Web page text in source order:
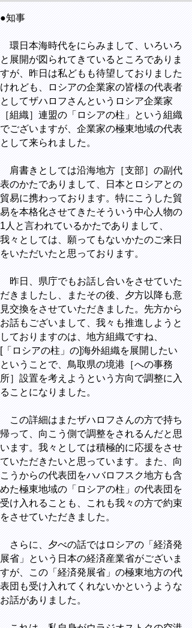
●知事
環日本海時代をにらみまして、いろいろ
と展開が図られてきているところでありま
すが、昨日は私どもも待望しておりました
けれども、ロシアの企業家の皆様の代表者
としてザハロフさんというロシア企業家
［組織］連盟の「ロシアの柱」という組織
でございますが、企業家の極東地域の代表
として来られました。
肩書きとしては沿海地方［支部］の副代
表のかたでありまして、日本とロシアとの
貿易に携わっております。特にこうした貿
易を本格化させてきたそういう中心人物の
1人と言われているかたでありまして、
我々としては、願ってもないかたのご来日
をいただいたと思っております。
昨日、県庁でもお話し合いをさせていた
だきましたし、またその後、夕方以降も意
見交換をさせていただきました。先方から
お話もございまして、我々も推進しようと
しておりますのは、地方組織ですね、
[「ロシアの柱」の]海外組織を展開したい
ということで、鳥取県の境港［への事務
所］設置を考えようという方向で調整に入
ることになりました。
この詳細はまたザハロフさんの方で持ち
帰って、向こう側で調整をされるんだと思
います。我々としては積極的に応援をさせ
ていただきたいと思っています。また、向
こうからの代表団をハバロフスク地方も含
めた極東地域の「ロシアの柱」の代表団を
受け入れることも、これも我々の方で約束
をさせていただきました。
さらに、夕べの話ではロシアの「経済発
展省」という日本の経済産業省がございま
すが、この「経済発展省」の極東地方の代
表団も受け入れてくれないかというような
お話がありました。